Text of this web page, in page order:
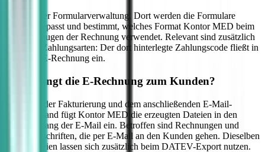
In der Formularverwaltung. Dort werden die Formulare
angepasst und bestimmt, welches Format Kontor MED beim
Erzeugen der Rechnung verwendet. Relevant sind zusätzlich
die Zahlungsarten: Der dort hinterlegte Zahlungscode fließt in
die E-Rechnung ein.
Wie gelangt die E-Rechnung zum Kunden?
Bei der Fakturierung und dem anschließenden E-Mail-
Versand fügt Kontor MED die erzeugten Dateien in den
Anhang der E-Mail ein. Betroffen sind Rechnungen und
Gutschriften, die per E-Mail an den Kunden gehen. Dieselben
Dateien lassen sich zusätzlich beim DATEV-Export nutzen.